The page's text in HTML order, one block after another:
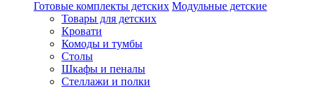
Готовые комплекты детских Модульные детские
Товары для детских
Кровати
Комоды и тумбы
Столы
Шкафы и пеналы
Стеллажи и полки